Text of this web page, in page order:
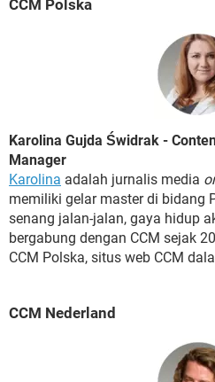
CCM Polska
Karolina Gujda Świdrak -
Manager
Karolina adalah jurnalis media
memiliki gelar master di bidang
senang jalan-jalan, gaya hidup
bergabung dengan CCM sejak
CCM Polska, situs web CCM
CCM Nederland